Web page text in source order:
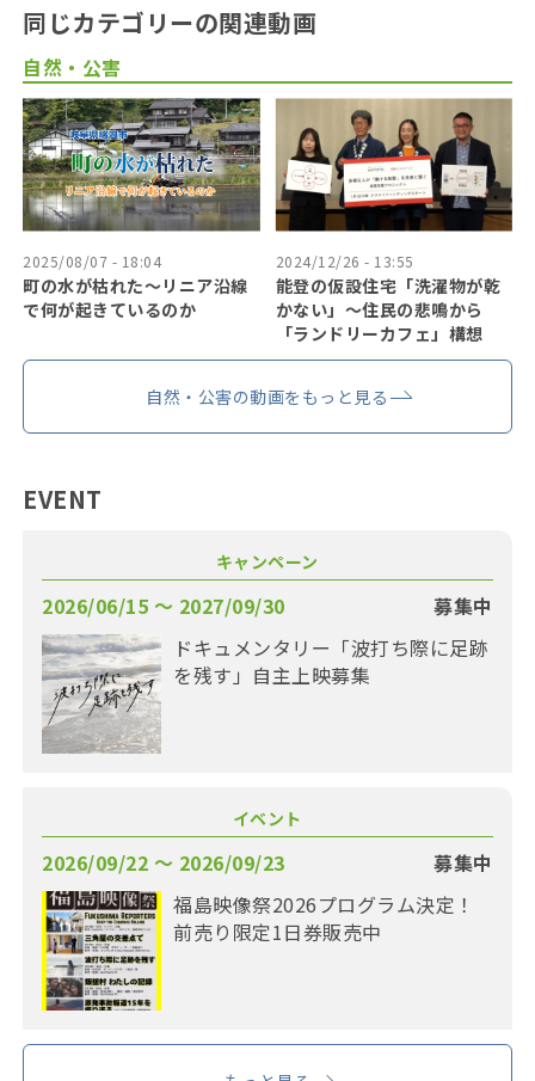
同じカテゴリーの関連動画
自然・公害
2025/08/07 - 18:04
町の水が枯れた～リニア沿線
で何が起きているのか
2024/12/26 - 13:55
能登の仮設住宅「洗濯物が乾
かない」〜住民の悲鳴から
「ランドリーカフェ」構想
自然・公害の動画をもっと見る
EVENT
キャンペーン
2026/06/15 〜 2027/09/30
募集中
ドキュメンタリー「波打ち際に足跡
を残す」自主上映募集
イベント
2026/09/22 〜 2026/09/23
募集中
福島映像祭2026プログラム決定！
前売り限定1日券販売中